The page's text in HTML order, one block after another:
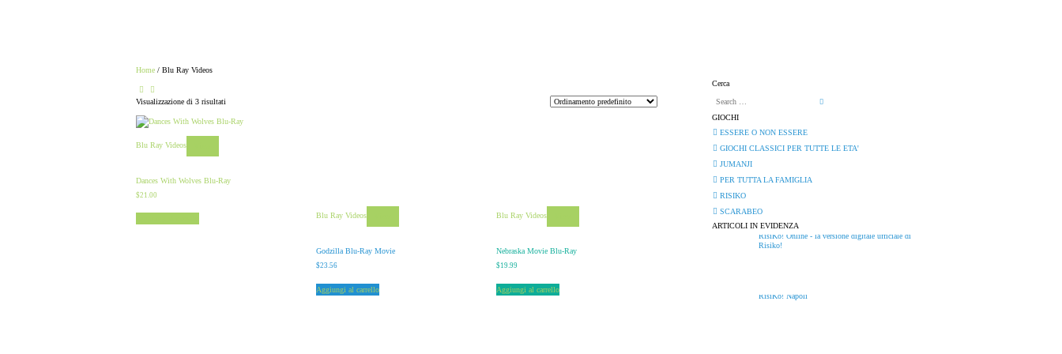
Home / Blu Ray Videos
Visualizzazione di 3 risultati
Blu Ray Videos
Dances With Wolves Blu-Ray
$21.00
Blu Ray Videos
Godzilla Blu-Ray Movie
$23.56
Aggiungi al carrello
Blu Ray Videos
Nebraska Movie Blu-Ray
$19.99
Aggiungi al carrello
Cerca
GIOCHI
ESSERE O NON ESSERE
GIOCHI CLASSICI PER TUTTE LE ETA'
JUMANJI
PER TUTTA LA FAMIGLIA
RISIKO
SCARABEO
ARTICOLI IN EVIDENZA
RisiKo! Online - la versione digitale ufficiale di
Risiko!
RisiKo! Napoli